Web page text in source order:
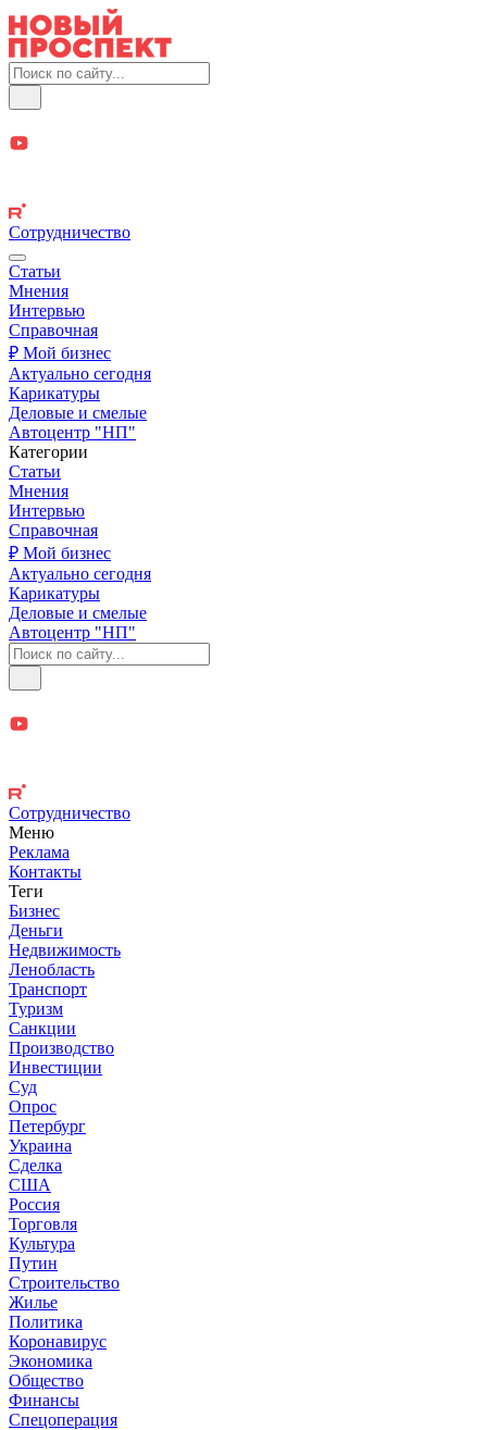
Сотрудничество
Статьи
Мнения
Интервью
Справочная
₽ Мой бизнес
Актуально сегодня
Карикатуры
Деловые и смелые
Автоцентр "НП"
Категории
Статьи
Мнения
Интервью
Справочная
₽ Мой бизнес
Актуально сегодня
Карикатуры
Деловые и смелые
Автоцентр "НП"
Сотрудничество
Меню
Реклама
Контакты
Теги
Бизнес
Деньги
Недвижимость
Ленобласть
Транспорт
Туризм
Санкции
Производство
Инвестиции
Суд
Опрос
Петербург
Украина
Сделка
США
Россия
Торговля
Культура
Путин
Строительство
Жилье
Политика
Коронавирус
Экономика
Общество
Финансы
Спецоперация